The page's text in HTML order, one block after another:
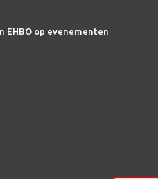
EHBO op evenementen